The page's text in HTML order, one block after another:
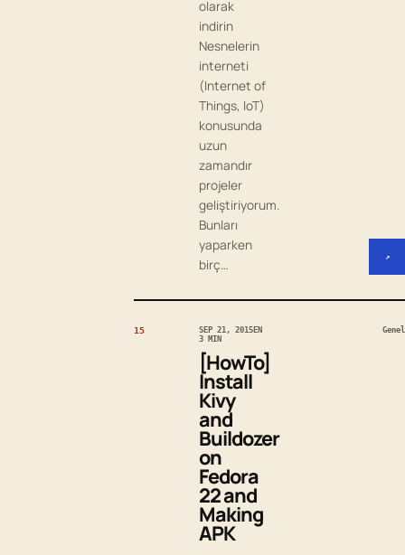
olarak
indirin
Nesnelerin
interneti
(Internet of
Things, IoT)
konusunda
uzun
zamandır
projeler
geliştiriyorum.
Bunları
yaparken
birç…
↗
15 SEP 21, 2015 EN
3 MIN
[HowTo]
Install
Kivy
and
Buildozer
on
Fedora
22 and
Making
APK
Genel